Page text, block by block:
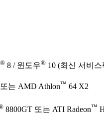
® 8 / 윈도우® 10 (최신 서비
는 AMD Athlon™ 64 X2
8800GT 또는 ATI Radeon™